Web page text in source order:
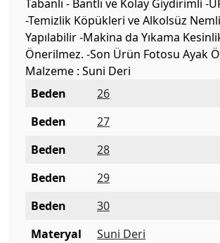
Tabanlı - Bantlı ve Kolay Giydirimli -
-Temizlik Köpükleri ve Alkolsüz
Yapılabilir -Makina da Yıkama
Önerilmez. -Son Ürün Fotosu Ayak
Malzeme : Suni Deri
Beden
26
Beden
27
Beden
28
Beden
29
Beden
30
Materyal
Suni Deri